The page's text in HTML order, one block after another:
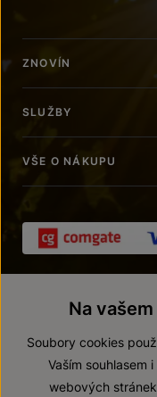
ZNOVÍN
SLUŽBY
VŠE O NÁKUPU
©
Na
Soubory cookies
Vaším souhlasem
webových